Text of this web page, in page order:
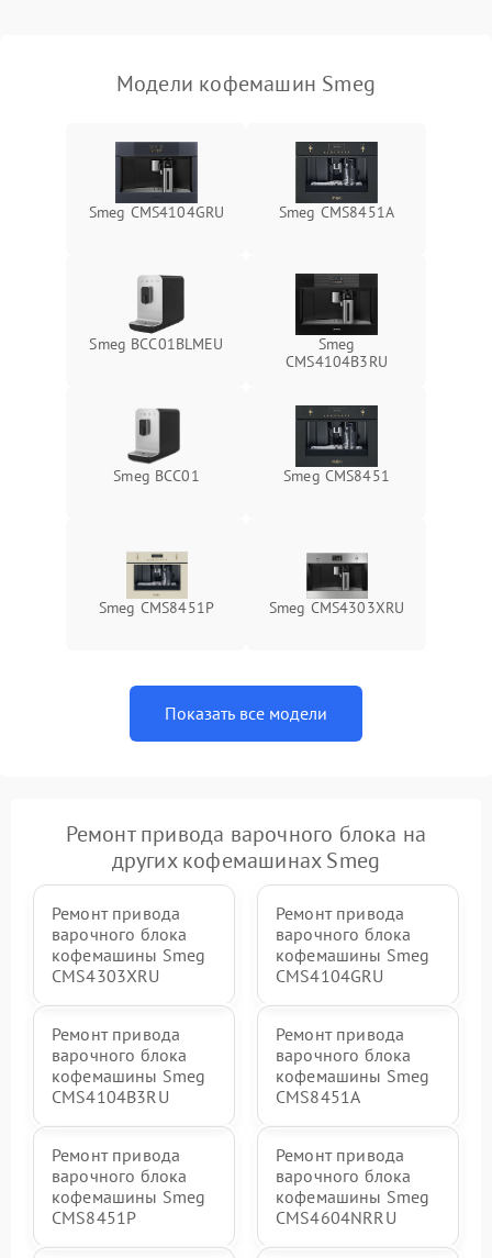
Модели кофемашин Smeg
Smeg CMS4104GRU Smeg CMS8451A
Smeg BCC01BLMEU
Smeg
CMS4104B3RU
Smeg BCC01 Smeg CMS8451
Smeg CMS8451P Smeg CMS4303XRU
Показать все модели
Ремонт привода варочного блока на
других кофемашинах Smeg
Ремонт привода
варочного блока
кофемашины Smeg
CMS4303XRU
Ремонт привода
варочного блока
кофемашины Smeg
CMS4104GRU
Ремонт привода
варочного блока
кофемашины Smeg
CMS4104B3RU
Ремонт привода
варочного блока
кофемашины Smeg
CMS8451A
Ремонт привода
варочного блока
кофемашины Smeg
CMS8451P
Ремонт привода
варочного блока
кофемашины Smeg
CMS4604NRRU